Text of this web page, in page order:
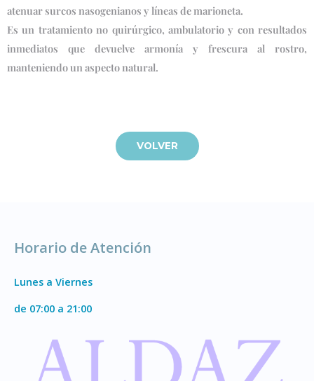
atenuar surcos nasogenianos y líneas de marioneta.
Es un tratamiento no quirúrgico, ambulatorio y con resultados
inmediatos que devuelve armonía y frescura al rostro,
manteniendo un aspecto natural.
VOLVER
Horario de Atención
Lunes a Viernes
de 07:00 a 21:00